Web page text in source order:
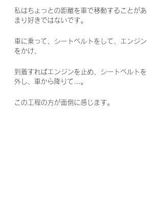
私はちょっとの距離を車で移動することがあ
まり好きではないです。
車に乗って、シートベルトをして、エンジン
をかけ、
到着すればエンジンを止め、シートベルトを
外し、車から降りて…。
この工程の方が面倒に感じます。